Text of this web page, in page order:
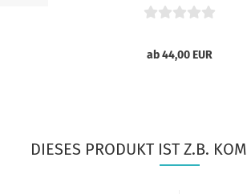
ab 44,00 EUR
DIESES PRODUKT IST Z.B.